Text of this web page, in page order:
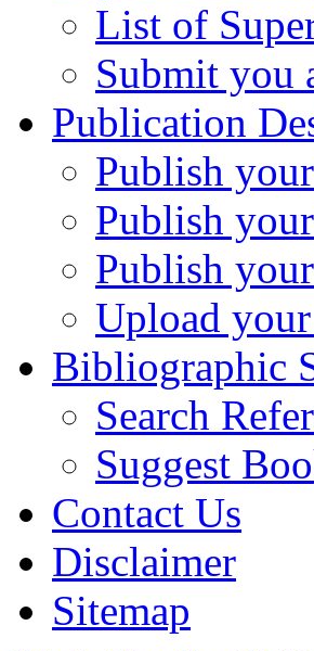
List of
Submit you
Publication
Publish
Publish
Publish
Upload
Bibliographic
Search
Suggest
Contact Us
Disclaimer
Sitemap